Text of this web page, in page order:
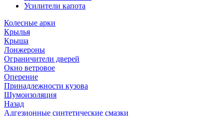
Усилители капота
Колесные арки
Крылья
Крыша
Лонжероны
Ограничители дверей
Окно ветровое
Оперение
Принадлежности кузова
Шумоизоляция
Назад
Адгезионные синтетические смазки